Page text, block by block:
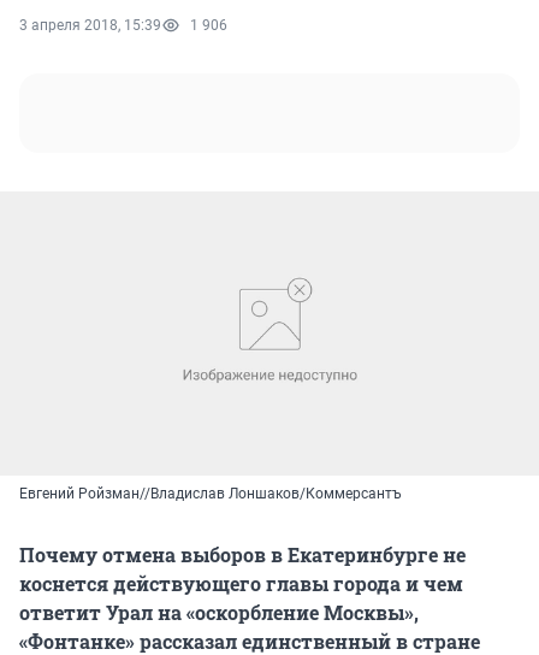
3 апреля 2018, 15:39 1 906
Евгений Ройзман//Владислав Лоншаков/Коммерсантъ
Почему отмена выборов в Екатеринбурге не
коснется действующего главы города и чем
ответит Урал на «оскорбление Москвы»,
«Фонтанке» рассказал единственный в стране